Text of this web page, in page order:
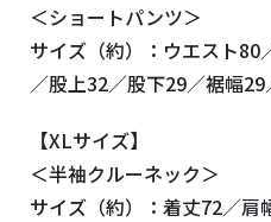
＜ショートパンツ＞
サイズ（約）：ウエスト80
／股上32／股下29／裾幅29
【XLサイズ】
＜半袖クルーネック＞
サイズ（約）：着丈72／肩